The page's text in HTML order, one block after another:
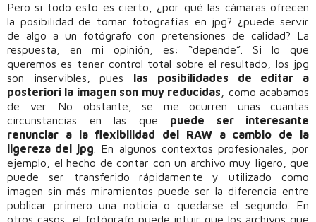
Pero si todo esto es cierto, ¿por qué las cámaras ofrecen
la posibilidad de tomar fotografías en jpg? ¿puede servir
de algo a un fotógrafo con pretensiones de calidad? La
respuesta, en mi opinión, es: “depende”. Si lo que
queremos es tener control total sobre el resultado, los jpg
son inservibles, pues las posibilidades de editar a
posteriori la imagen son muy reducidas , como acabamos
de ver. No obstante, se me ocurren unas cuantas
circunstancias en las que puede ser interesante
renunciar a la flexibilidad del RAW a cambio de la
ligereza del jpg . En algunos contextos profesionales, por
ejemplo, el hecho de contar con un archivo muy ligero, que
puede ser transferido rápidamente y utilizado como
imagen sin más miramientos puede ser la diferencia entre
publicar primero una noticia o quedarse el segundo. En
otros casos, el fotógrafo puede intuir que los archivos que